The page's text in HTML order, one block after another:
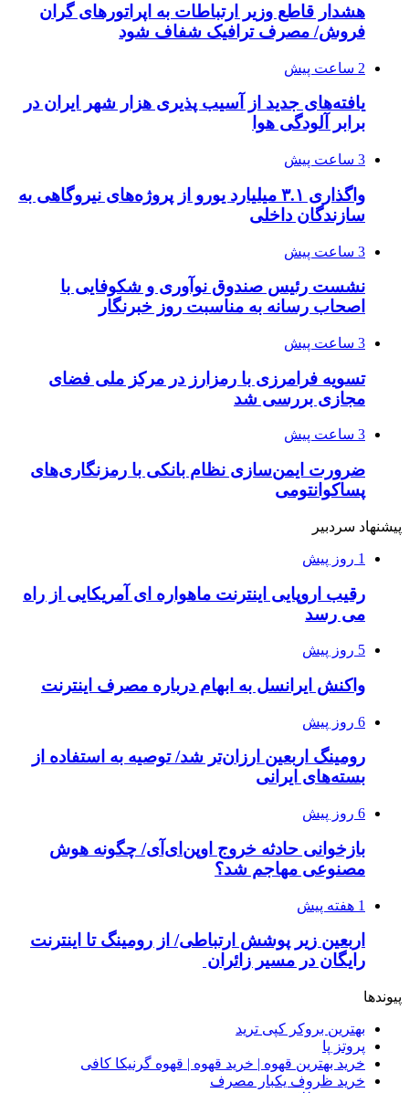
هشدار قاطع وزیر ارتباطات به اپراتورهای گران
فروش/ مصرف ترافیک شفاف شود
2 ساعت پیش
یافته‌های جدید از آسیب پذیری هزار شهر ایران در
برابر آلودگی هوا
3 ساعت پیش
واگذاری ۳.۱ میلیارد یورو از پروژه‌های نیروگاهی به
سازندگان داخلی
3 ساعت پیش
نشست رئیس صندوق نوآوری و شکوفایی با
اصحاب رسانه به مناسبت روز خبرنگار
3 ساعت پیش
تسویه فرامرزی با رمزارز در مرکز ملی فضای
مجازی بررسی شد
3 ساعت پیش
ضرورت ایمن‌سازی نظام بانکی با رمزنگاری‌های
پساکوانتومی
پیشنهاد سردبیر
1 روز پیش
رقیب اروپایی اینترنت ماهواره ای آمریکایی از راه
می رسد
5 روز پیش
واکنش ایرانسل به ابهام درباره مصرف اینترنت
6 روز پیش
رومینگ اربعین ارزان‌تر شد/ توصیه به استفاده از
بسته‌های ایرانی
6 روز پیش
بازخوانی حادثه خروج اوپن‌ای‌آی/ چگونه هوش
مصنوعی مهاجم شد؟
1 هفته پیش
اربعین زیر پوشش ارتباطی/ از رومینگ تا اینترنت
رایگان در مسیر زائران
پیوندها
بهترین بروکر کپی ترید
پروتز پا
خرید بهترین قهوه | خرید قهوه | قهوه گرنیکا کافی
خرید ظروف یکبار مصرف